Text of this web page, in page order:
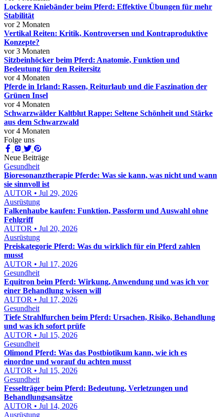
Lockere Kniebänder beim Pferd: Effektive Übungen für mehr
Stabilität
vor 2 Monaten
Vertikal Reiten: Kritik, Kontroversen und Kontraproduktive
Konzepte?
vor 3 Monaten
Sitzbeinhöcker beim Pferd: Anatomie, Funktion und
Bedeutung für den Reitersitz
vor 4 Monaten
Pferde in Irland: Rassen, Reiturlaub und die Faszination der
Grünen Insel
vor 4 Monaten
Schwarzwälder Kaltblut Rappe: Seltene Schönheit und Stärke
aus dem Schwarzwald
vor 4 Monaten
Folge uns
Neue Beiträge
Gesundheit
Bioresonanztherapie Pferde: Was sie kann, was nicht und wann
sie sinnvoll ist
AUTOR • Jul 29, 2026
Ausrüstung
Falkenhaube kaufen: Funktion, Passform und Auswahl ohne
Fehlgriff
AUTOR • Jul 20, 2026
Ausrüstung
Preiskategorie Pferd: Was du wirklich für ein Pferd zahlen
musst
AUTOR • Jul 17, 2026
Gesundheit
Equitron beim Pferd: Wirkung, Anwendung und was ich vor
einer Behandlung wissen will
AUTOR • Jul 17, 2026
Gesundheit
Tiefe Strahlfurchen beim Pferd: Ursachen, Risiko, Behandlung
und was ich sofort prüfe
AUTOR • Jul 15, 2026
Gesundheit
Olimond Pferd: Was das Postbiotikum kann, wie ich es
einordne und worauf du achten musst
AUTOR • Jul 15, 2026
Gesundheit
Fesselträger beim Pferd: Bedeutung, Verletzungen und
Behandlungsansätze
AUTOR • Jul 14, 2026
Ausrüstung